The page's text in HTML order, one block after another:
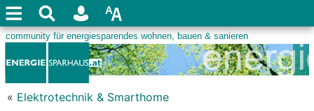
« Elektrotechnik & Smarthome